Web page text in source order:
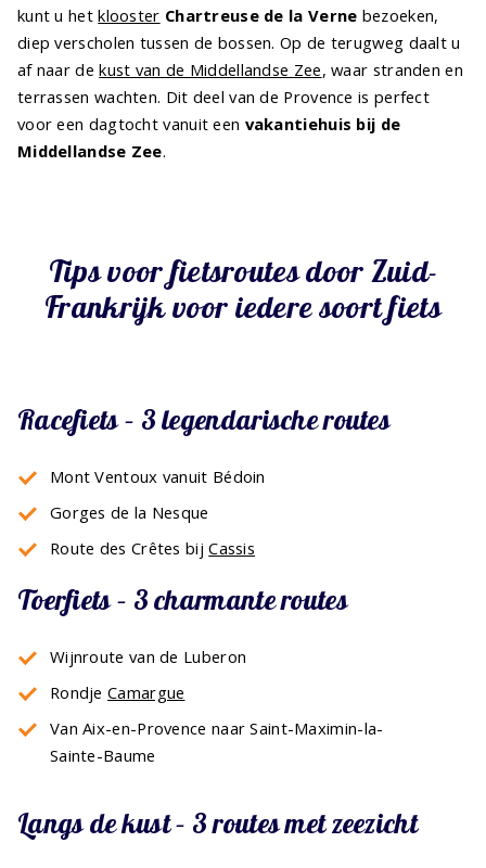
kunt u hetklooster Chartreuse de la Verne bezoeken,
diep verscholen tussen de bossen. Op de terugweg daalt u
af naar dekust van de Middellandse Zee, waar stranden en
terrassen wachten. Dit deel van de Provence is perfect
voor een dagtocht vanuit een vakantiehuis bij de
Middellandse Zee.
Tips voor fietsroutes door Zuid-
Frankrijk voor iedere soort fiets
Racefiets – 3 legendarische routes
Mont Ventoux vanuit Bédoin
Gorges de la Nesque
Route des Crêtes bijCassis
Toerfiets – 3 charmante routes
Wijnroute van de Luberon
RondjeCamargue
Van Aix-en-Provence naar Saint-Maximin-la-
Sainte-Baume
Langs de kust – 3 routes met zeezicht